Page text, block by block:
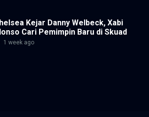
Kejar Danny Welbeck, Xabi
Cari Pemimpin Baru di Skuad
1 week ago